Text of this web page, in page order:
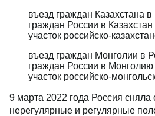
въезд граждан Казахстана
граждан России в
участок российско-
въезд граждан Монголии в
граждан России в Монголию
участок российско-
9 марта 2022 года Россия сняла
нерегулярные и регулярные